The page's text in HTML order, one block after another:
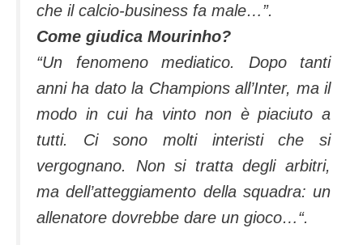
che il calcio-business fa male…”.
Come giudica Mourinho?
“Un fenomeno mediatico. Dopo tanti
anni ha dato la Champions all’Inter, ma il
modo in cui ha vinto non è piaciuto a
tutti. Ci sono molti interisti che si
vergognano. Non si tratta degli arbitri,
ma dell’atteggiamento della squadra: un
allenatore dovrebbe dare un gioco…“.